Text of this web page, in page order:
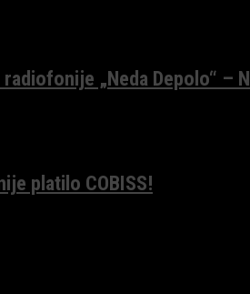
„Neda Depolo“ –
platilo COBISS!